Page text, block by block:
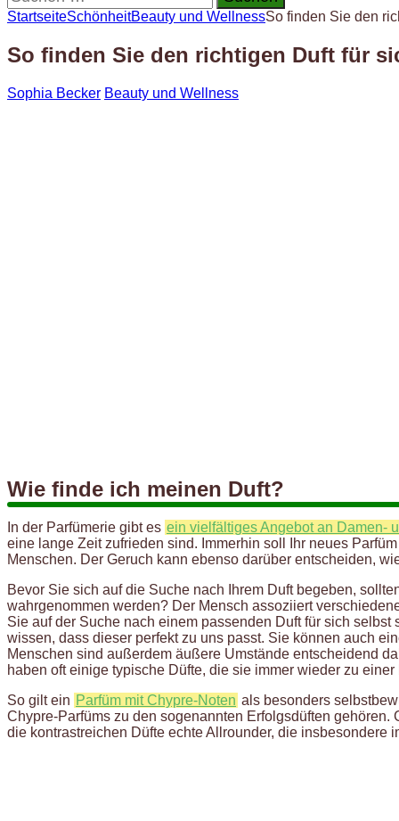
nach:
StartseiteSchönheitBeauty und WellnessSo finden Sie den
So finden Sie den richtigen Duft für
Sophia Becker Beauty und Wellness
Wie finde ich meinen Duft?
In der Parfümerie gibt es ein vielfältiges Angebot an Damen-
eine lange Zeit zufrieden sind. Immerhin soll Ihr neues
Menschen. Der Geruch kann ebenso darüber entscheiden,
Bevor Sie sich auf die Suche nach Ihrem Duft begeben,
wahrgenommen werden? Der Mensch assoziiert
Sie auf der Suche nach einem passenden Duft für sich
wissen, dass dieser perfekt zu uns passt. Sie können auch
Menschen sind außerdem äußere Umstände entscheidend
haben oft einige typische Düfte, die sie immer wieder zu
So gilt ein Parfüm mit Chypre-Noten als besonders
Chypre-Parfüms zu den sogenannten Erfolgsdüften
die kontrastreichen Düfte echte Allrounder, die